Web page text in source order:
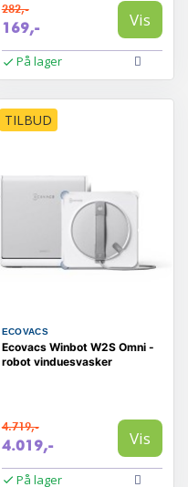
282,-
169,- Vis
På lager
TILBUD
ECOVACS
Ecovacs Winbot W2S Omni -
robot vinduesvasker
4.719,-
4.019,- Vis
På lager